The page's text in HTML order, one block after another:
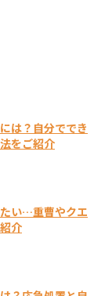
は？自分ででき
をご紹介
い…重曹やクエ
介